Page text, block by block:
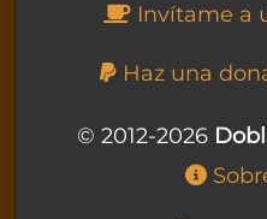
Invítame a
Haz una
© 2012-2026